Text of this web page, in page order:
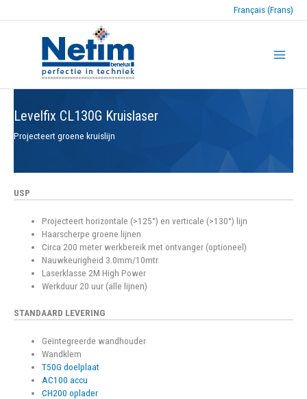
Français (Frans)
Levelfix CL130G Kruislaser
Projecteert groene kruislijn
USP
Projecteert horizontale (>125°) en verticale (>130°) lijn
Haarscherpe groene lijnen
Circa 200 meter werkbereik met ontvanger (optioneel)
Nauwkeurigheid 3.0mm/10mtr.
Laserklasse 2M High Power
Werkduur 20 uur (alle lijnen)
STANDAARD LEVERING
Geïntegreerde wandhouder
Wandklem
T50G doelplaat
AC100 accu
CH200 oplader